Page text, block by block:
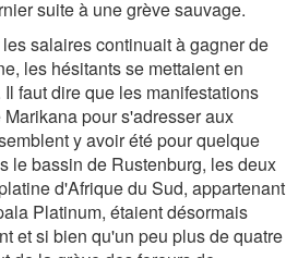
suite à une grève sauvage.
salaires continuait à gagner de
les hésitants se mettaient en
faut dire que les manifestations
pour s'adresser aux
y avoir été pour quelque
le bassin de Rustenburg, les deux
d'Afrique du Sud, appartenant
Platinum, étaient désormais
et si bien qu'un peu plus de quatre